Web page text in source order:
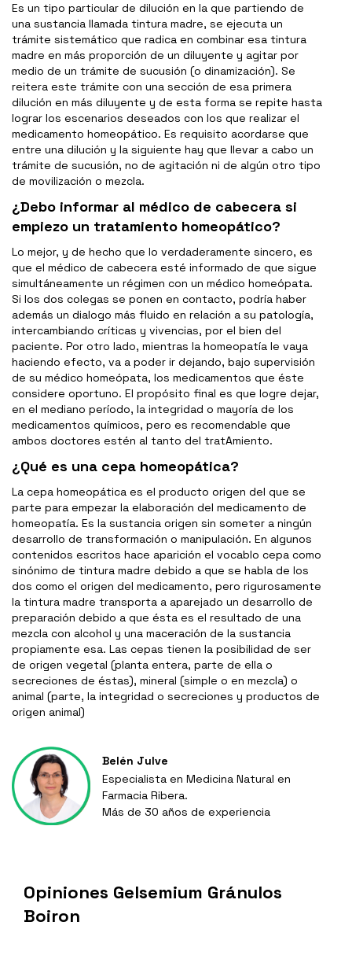
Es un tipo particular de dilución en la que partiendo de
una sustancia llamada tintura madre, se ejecuta un
trámite sistemático que radica en combinar esa tintura
madre en más proporción de un diluyente y agitar por
medio de un trámite de sucusión (o dinamización). Se
reitera este trámite con una sección de esa primera
dilución en más diluyente y de esta forma se repite hasta
lograr los escenarios deseados con los que realizar el
medicamento homeopático. Es requisito acordarse que
entre una dilución y la siguiente hay que llevar a cabo un
trámite de sucusión, no de agitación ni de algún otro tipo
de movilización o mezcla.
¿Debo informar al médico de cabecera si
empiezo un tratamiento homeopático?
Lo mejor, y de hecho que lo verdaderamente sincero, es
que el médico de cabecera esté informado de que sigue
simultáneamente un régimen con un médico homeópata.
Si los dos colegas se ponen en contacto, podría haber
además un dialogo más fluido en relación a su patología,
intercambiando críticas y vivencias, por el bien del
paciente. Por otro lado, mientras la homeopatía le vaya
haciendo efecto, va a poder ir dejando, bajo supervisión
de su médico homeópata, los medicamentos que éste
considere oportuno. El propósito final es que logre dejar,
en el mediano período, la integridad o mayoría de los
medicamentos químicos, pero es recomendable que
ambos doctores estén al tanto del tratAmiento.
¿Qué es una cepa homeopática?
La cepa homeopática es el producto origen del que se
parte para empezar la elaboración del medicamento de
homeopatía. Es la sustancia origen sin someter a ningún
desarrollo de transformación o manipulación. En algunos
contenidos escritos hace aparición el vocablo cepa como
sinónimo de tintura madre debido a que se habla de los
dos como el origen del medicamento, pero rigurosamente
la tintura madre transporta a aparejado un desarrollo de
preparación debido a que ésta es el resultado de una
mezcla con alcohol y una maceración de la sustancia
propiamente esa. Las cepas tienen la posibilidad de ser
de origen vegetal (planta entera, parte de ella o
secreciones de éstas), mineral (simple o en mezcla) o
animal (parte, la integridad o secreciones y productos de
origen animal)
Belén Julve
Especialista en Medicina Natural en
Farmacia Ribera.
Más de 30 años de experiencia
Opiniones Gelsemium Gránulos
Boiron